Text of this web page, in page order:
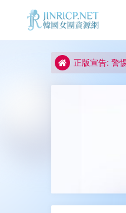
如何獲得
正版宣告: 警
因粉絲房被舉
所有ED2K
關於 PikPak
如何獲得
正版宣告: